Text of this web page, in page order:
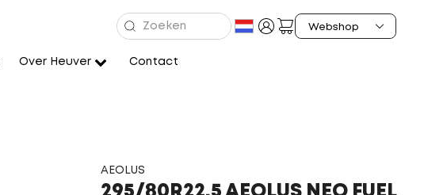
Over Heuver Contact
AEOLUS